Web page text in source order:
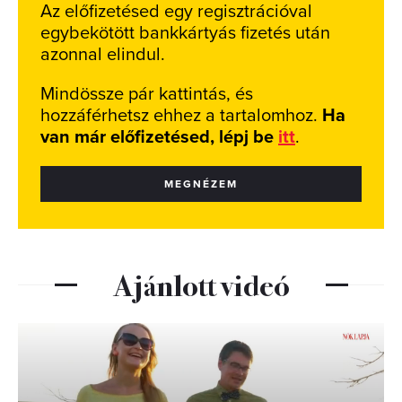
Az előfizetésed egy regisztrációval
egybekötött bankkártyás fizetés után
azonnal elindul.
Mindössze pár kattintás, és
hozzáférhetsz ehhez a tartalomhoz. Ha
van már előfizetésed, lépj be itt.
MEGNÉZEM
Ajánlott videó